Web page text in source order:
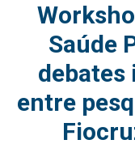
Saúde
entre